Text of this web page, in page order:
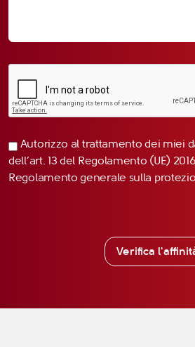
Autorizzo al trattamento dei miei
dell’art. 13 del Regolamento (UE)
Regolamento generale sulla
Verifica